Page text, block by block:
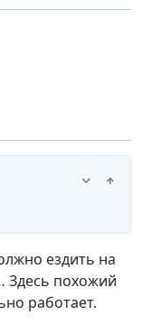
ездить на
Здесь похожий
работает.